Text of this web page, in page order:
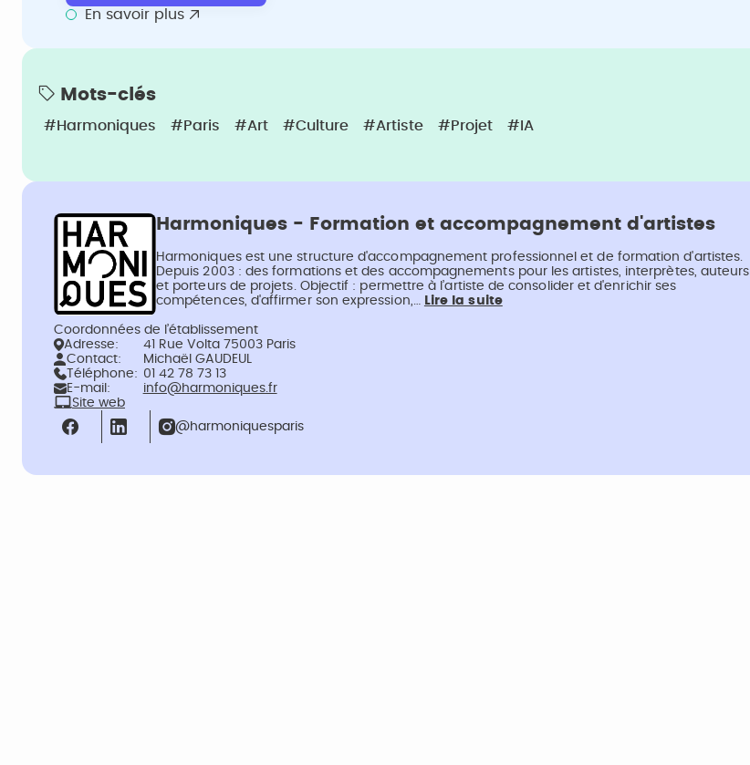
En savoir plus
Mots-clés
#Harmoniques #Paris #Art #Culture #Artiste #Projet #IA
Harmoniques - Formation et accompagnement d'artistes
Harmoniques est une structure d'accompagnement professionnel et de formation d'artistes.
Depuis 2003 : des formations et des accompagnements pour les artistes, interprètes, auteurs
et porteurs de projets. Objectif : permettre à l’artiste de consolider et d'enrichir ses
compétences, d'affirmer son expression,… Lire la suite
Coordonnées de l’établissement
Adresse:
41 Rue Volta 75003 Paris
Contact:
Michaël GAUDEUL
Téléphone: 01 42 78 73 13
E-mail:
info@harmoniques.fr
Site web
@harmoniquesparis